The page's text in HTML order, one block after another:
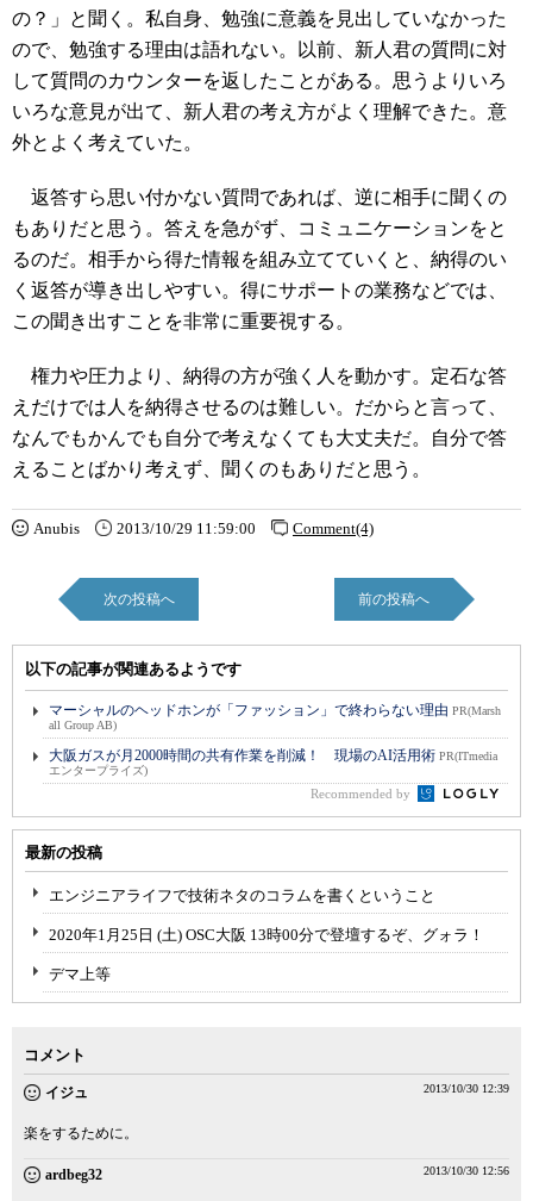
の？」と聞く。私自身、勉強に意義を見出していなかった
ので、勉強する理由は語れない。以前、新人君の質問に対
して質問のカウンターを返したことがある。思うよりいろ
いろな意見が出て、新人君の考え方がよく理解できた。意
外とよく考えていた。
返答すら思い付かない質問であれば、逆に相手に聞くの
もありだと思う。答えを急がず、コミュニケーションをと
るのだ。相手から得た情報を組み立てていくと、納得のい
く返答が導き出しやすい。得にサポートの業務などでは、
この聞き出すことを非常に重要視する。
権力や圧力より、納得の方が強く人を動かす。定石な答
えだけでは人を納得させるのは難しい。だからと言って、
なんでもかんでも自分で考えなくても大丈夫だ。自分で答
えることばかり考えず、聞くのもありだと思う。
Anubis 2013/10/29 11:59:00 Comment(4)
次の投稿へ 前の投稿へ
以下の記事が関連あるようです
マーシャルのヘッドホンが「ファッション」で終わらない理由 PR(Marsh
all Group AB)
大阪ガスが月2000時間の共有作業を削減！ 現場のAI活用術 PR(ITmedia
エンタープライズ)
Recommended by
最新の投稿
エンジニアライフで技術ネタのコラムを書くということ
2020年1月25日 (土) OSC大阪 13時00分で登壇するぞ、グォラ！
デマ上等
コメント
イジュ 2013/10/30 12:39
楽をするために。
ardbeg32 2013/10/30 12:56